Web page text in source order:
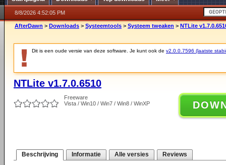
8/8/2026 4:52:05 PM
AfterDawn > Downloads > Systeemtools > Systeem tweaken > NTLite
Dit is een oude versie van deze software. Je kunt ook de v2.0.0.7596 (laatste
NTLite v1.7.0.6510
Freeware
Vista / Win10 / Win7 / Win8 / WinXP
Beschrijving Informatie Alle versies Reviews